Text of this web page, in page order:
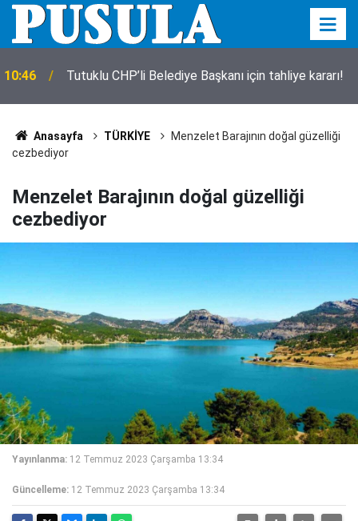
10:40
isim bir bir açıkladı
Anasayfa TÜRKİYE
Menzelet Barajının doğal güzelliği
cezbediyor
Menzelet Barajının doğal güzelliği
cezbediyor
Yayınlanma: 12 Temmuz 2023 Çarşamba 13:34
Güncelleme: 12 Temmuz 2023 Çarşamba 13:34